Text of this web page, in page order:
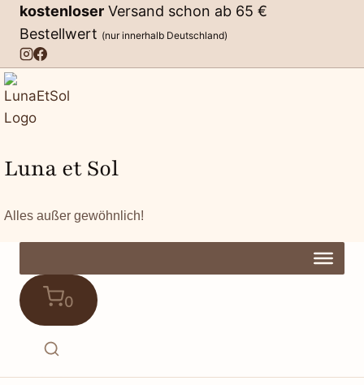
Zum
Inhalt
springen
kostenloser Versand schon ab 65 €
Bestellwert (nur innerhalb Deutschland)
Luna et Sol
Alles außer gewöhnlich!
0